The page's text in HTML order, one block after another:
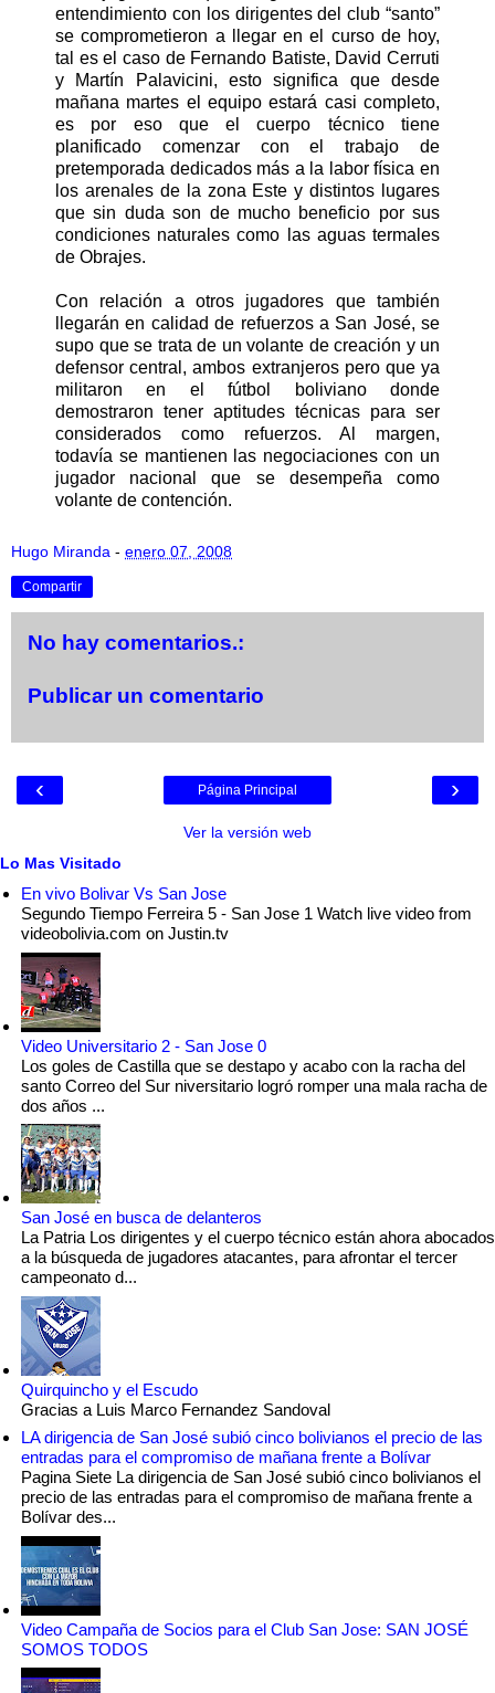
entendimiento con los dirigentes del club “santo”
se comprometieron a llegar en el curso de hoy,
tal es el caso de Fernando Batiste, David Cerruti
y Martín Palavicini, esto significa que desde
mañana martes el equipo estará casi completo,
es por eso que el cuerpo técnico tiene
planificado comenzar con el trabajo de
pretemporada dedicados más a la labor física en
los arenales de la zona Este y distintos lugares
que sin duda son de mucho beneficio por sus
condiciones naturales como las aguas termales
de Obrajes.
Con relación a otros jugadores que también
llegarán en calidad de refuerzos a San José, se
supo que se trata de un volante de creación y un
defensor central, ambos extranjeros pero que ya
militaron en el fútbol boliviano donde
demostraron tener aptitudes técnicas para ser
considerados como refuerzos. Al margen,
todavía se mantienen las negociaciones con un
jugador nacional que se desempeña como
volante de contención.
Hugo Miranda - enero 07, 2008
Compartir
No hay comentarios.:
Publicar un comentario
‹ ›
Página Principal
Ver la versión web
Lo Mas Visitado
En vivo Bolivar Vs San Jose
Segundo Tiempo Ferreira 5 - San Jose 1 Watch live video from
videobolivia.com on Justin.tv
Video Universitario 2 - San Jose 0
Los goles de Castilla que se destapo y acabo con la racha del
santo Correo del Sur niversitario logró romper una mala racha de
dos años ...
San José en busca de delanteros
La Patria Los dirigentes y el cuerpo técnico están ahora abocados
a la búsqueda de jugadores atacantes, para afrontar el tercer
campeonato d...
Quirquincho y el Escudo
Gracias a Luis Marco Fernandez Sandoval
LA dirigencia de San José subió cinco bolivianos el precio de las
entradas para el compromiso de mañana frente a Bolívar
Pagina Siete La dirigencia de San José subió cinco bolivianos el
precio de las entradas para el compromiso de mañana frente a
Bolívar des...
Video Campaña de Socios para el Club San Jose: SAN JOSÉ
SOMOS TODOS